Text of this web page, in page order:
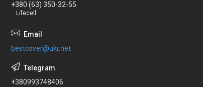
+380 (63) 350-32-55
Lifecell
bestcover@ukr.net
+380993748406